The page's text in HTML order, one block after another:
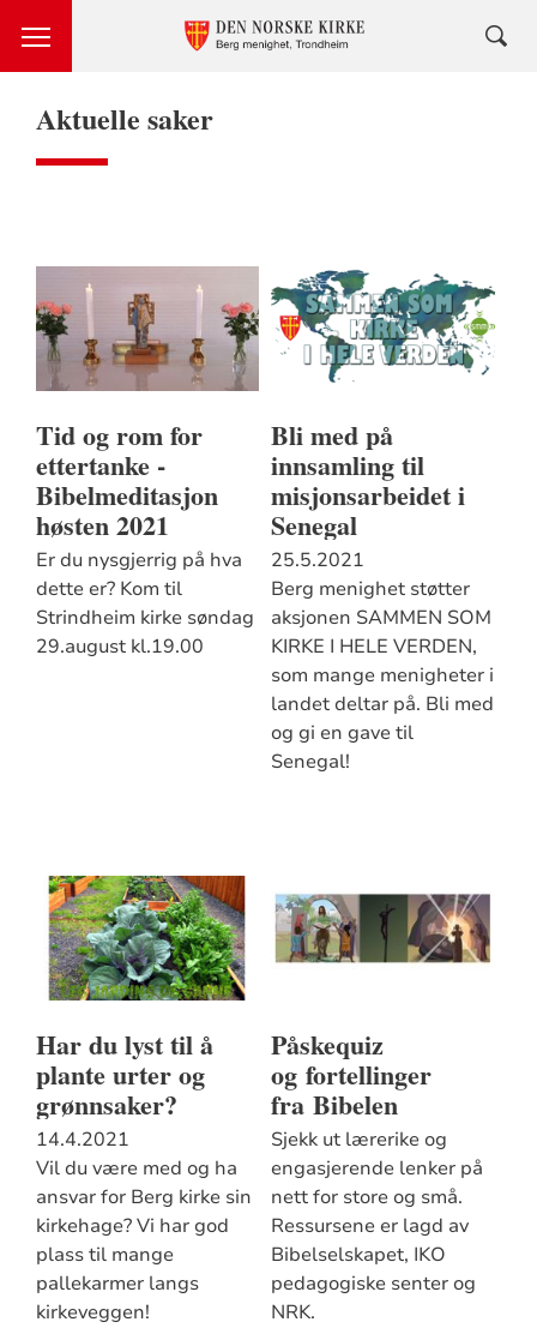
Aktuelle saker
Tid og rom for
ettertanke -
Bibelmeditasjon
høsten 2021
Er du nysgjerrig på hva
dette er? Kom til
Strindheim kirke søndag
29.august kl.19.00
Bli med på
innsamling til
misjonsarbeidet i
Senegal
25.5.2021
Berg menighet støtter
aksjonen SAMMEN SOM
KIRKE I HELE VERDEN,
som mange menigheter i
landet deltar på. Bli med
og gi en gave til
Senegal!
Har du lyst til å
plante urter og
grønnsaker?
14.4.2021
Vil du være med og ha
ansvar for Berg kirke sin
kirkehage? Vi har god
plass til mange
pallekarmer langs
kirkeveggen!
Påskequiz
og fortellinger
fra Bibelen
Sjekk ut lærerike og
engasjerende lenker på
nett for store og små.
Ressursene er lagd av
Bibelselskapet, IKO
pedagogiske senter og
NRK.